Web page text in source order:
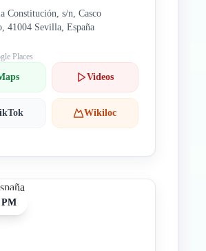
Constitución, s/n, Casco
41004 Sevilla, España
Places
Videos
Wikiloc
PM